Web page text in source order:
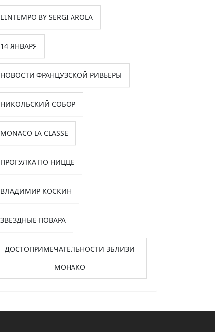
L'INTEMPO BY SERGI AROLA
14 ЯНВАРЯ
НОВОСТИ ФРАНЦУЗСКОЙ РИВЬЕРЫ
НИКОЛЬСКИЙ СОБОР
MONACO LA CLASSE
ПРОГУЛКА ПО НИЦЦЕ
ВЛАДИМИР КОСКИН
ЗВЕЗДНЫЕ ПОВАРА
ДОСТОПРИМЕЧАТЕЛЬНОСТИ ВБЛИЗИ
МОНАКО